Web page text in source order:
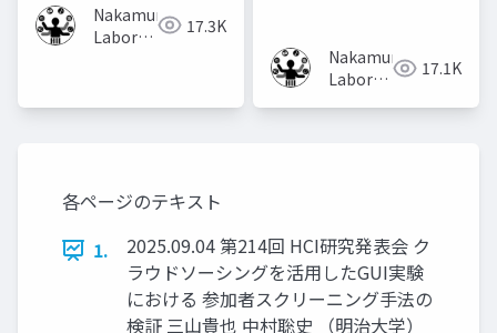
Nakamura
Laboratory 17.3K
Nakamura
Laboratory 17.1K
各ページのテキスト
1.
2025.09.04 第214回 HCI研究発表会 ク
ラウドソーシングを活用したGUI実験
における 参加者スクリーニング手法の
検証 三山貴也 中村聡史 （明治大学）